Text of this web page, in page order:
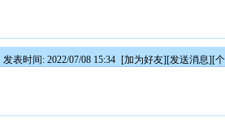
发表时间: 2022/07/08 15:34 [加为好友][发送消息][